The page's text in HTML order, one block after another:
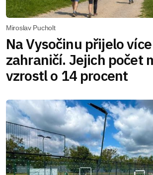
Miroslav Pucholt
Na Vysočinu přijelo
zahraničí. Jejich počet
vzrostl o 14 procent